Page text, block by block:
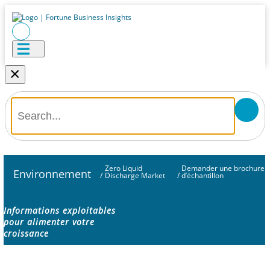
×
Environnement /
Zero Liquid
Discharge Market /
Demander une brochure
d’échantillon
Informations exploitables
pour alimenter votre
croissance